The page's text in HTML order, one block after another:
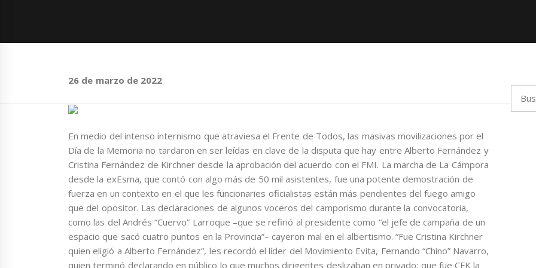
26 de marzo de 2022
En medio del intenso internismo que atraviesa el Frente de Todos, las masivas movilizaciones por el
Día de la Memoria no tardaron en ser leídas en clave de la disputa que hay entre Alberto Fernández y
Cristina Fernández de Kirchner desde la aprobación del acuerdo con el FMI. La marcha de La Cámpora
desde la exEsma, que contó con algo más de 50 mil asistentes, fue una potente demostración de
fuerza en un contexto en el que les funcionaries oficialistas están más pendientes del fuego amigo
que del opositor. Las declaraciones de algunos voceros del camporismo durante la convocatoria,
como las del Andrés “Cuervo” Larroque –que se refirió al presidente como “el jefe de campaña de un
espacio que sacó cuatro puntos en la Provincia”– cayeron mal en el albertismo. “Fue Cristina Kirchner
quien eligió a Alberto Fernández”, les recordó el líder del Movimiento Evita, Fernando “Chino” Navarro,
quien terminó declarando en público lo que muchos dirigentes deslizaban en privado: que fue CFK la